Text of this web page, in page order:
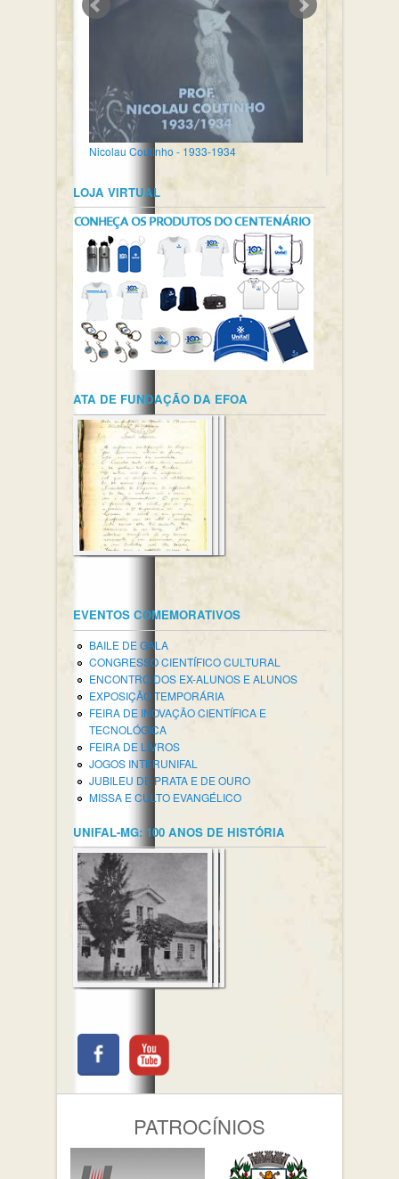
Nicolau Coutinho - 1933-1934
LOJA VIRTUAL
ATA DE FUNDAÇÃO DA EFOA
EVENTOS COMEMORATIVOS
BAILE DE GALA
CONGRESSO CIENTÍFICO CULTURAL
ENCONTRO DOS EX-ALUNOS E ALUNOS
EXPOSIÇÃO TEMPORÁRIA
FEIRA DE INOVAÇÃO CIENTÍFICA E
TECNOLÓGICA
FEIRA DE LIVROS
JOGOS INTERUNIFAL
JUBILEU DE PRATA E DE OURO
MISSA E CULTO EVANGÉLICO
UNIFAL-MG: 100 ANOS DE HISTÓRIA
PATROCÍNIOS